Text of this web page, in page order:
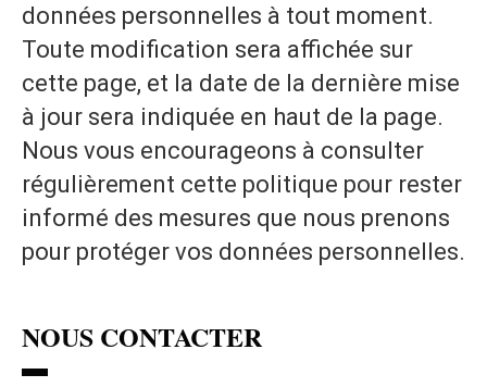
données personnelles à tout moment.
Toute modification sera affichée sur
cette page, et la date de la dernière mise
à jour sera indiquée en haut de la page.
Nous vous encourageons à consulter
régulièrement cette politique pour rester
informé des mesures que nous prenons
pour protéger vos données personnelles.
NOUS CONTACTER
▬